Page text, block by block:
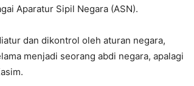
Aparatur Sipil Negara (ASN).
dan dikontrol oleh aturan negara,
menjadi seorang abdi negara, apalagi